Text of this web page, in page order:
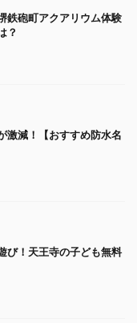
鉄砲町アクアリウム体験
？
激減！【おすすめ防水名
び！天王寺の子ども無料